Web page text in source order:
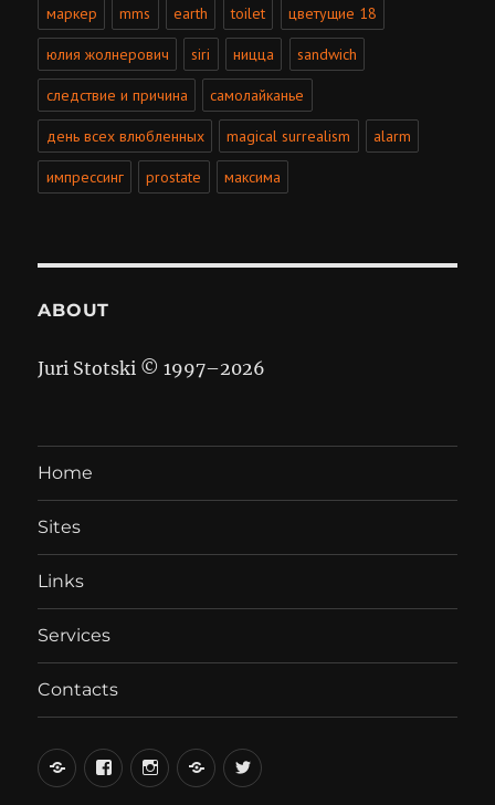
маркер mms earth toilet цветущие 18
юлия жолнерович siri ницца sandwich
cледствие и причина самолайканье
день всех влюбленных magical surrealism alarm
импрессинг prostate максима
ABOUT
Juri Stotski © 1997–2026
Home
Sites
Links
Services
Contacts
вКонтакте
FacebookInstagramLiveJournal
Twitter